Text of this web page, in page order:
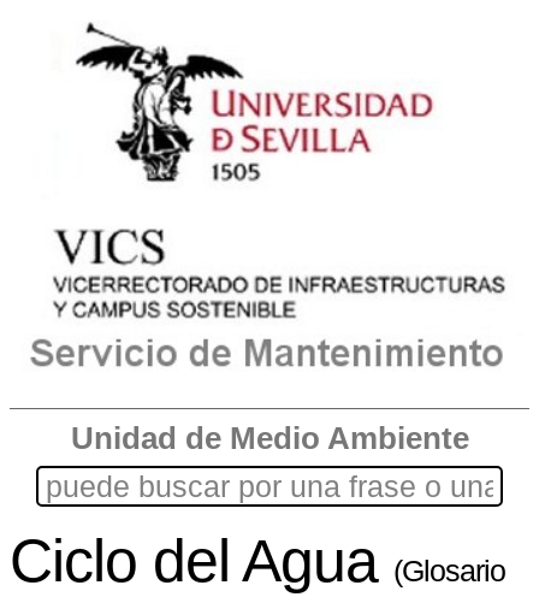
Unidad de Medio Ambiente
Ciclo del Agua (Glosario